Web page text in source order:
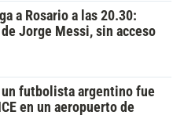
a Rosario a las 20.30:
Jorge Messi, sin acceso
un futbolista argentino fue
en un aeropuerto de